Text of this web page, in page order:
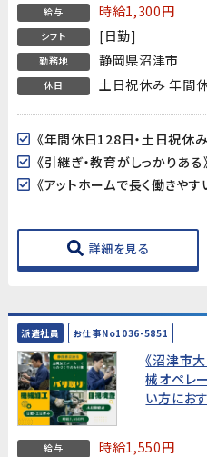
給与 時給1,300円
シフト [日勤]
勤務地 静岡県沼津市
休日 土日祝休み 年間
詳細を見る
派遣社員 お仕事No1036-5851
《沼津市
械オペレ
い方にお
給与 時給1,550円